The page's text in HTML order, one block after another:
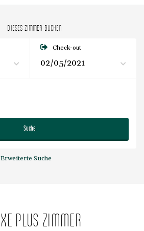
DIESES ZIMMER BUCHEN
Check-out
Suche
Erweiterte Suche
PLUS ZIMMER